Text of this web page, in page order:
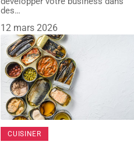
des…
12 mars 2026
CUISINER